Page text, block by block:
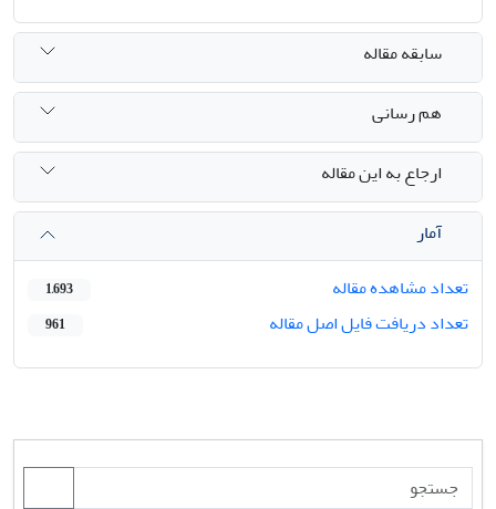
سابقه مقاله
هم رسانی
ارجاع به این مقاله
آمار
تعداد مشاهده مقاله
1,693
تعداد دریافت فایل اصل مقاله 961